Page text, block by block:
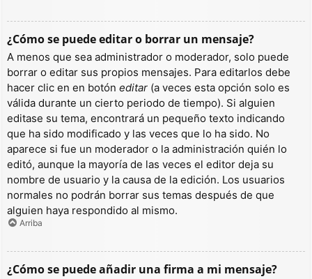
¿Cómo se puede editar o borrar un mensaje?
A menos que sea administrador o moderador, solo puede
borrar o editar sus propios mensajes. Para editarlos debe
hacer clic en en botón editar (a veces esta opción solo es
válida durante un cierto periodo de tiempo). Si alguien
editase su tema, encontrará un pequeño texto indicando
que ha sido modificado y las veces que lo ha sido. No
aparece si fue un moderador o la administración quién lo
editó, aunque la mayoría de las veces el editor deja su
nombre de usuario y la causa de la edición. Los usuarios
normales no podrán borrar sus temas después de que
alguien haya respondido al mismo.
Arriba
¿Cómo se puede añadir una firma a mi mensaje?